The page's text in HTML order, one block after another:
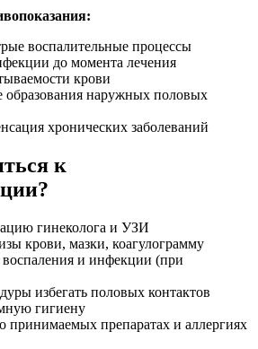
воспалительные процессы
до момента лечения
крови
образования наружных половых
хронических заболеваний
к
гинеколога и УЗИ
крови, мазки, коагулограмму
воспаления и инфекции (при
избегать половых контактов
гигиену
принимаемых препаратах и аллергиях